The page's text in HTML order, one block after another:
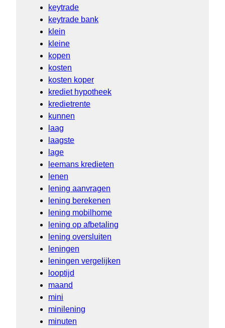
keytrade
keytrade bank
klein
kleine
kopen
kosten
kosten koper
krediet hypotheek
kredietrente
kunnen
laag
laagste
lage
leemans kredieten
lenen
lening aanvragen
lening berekenen
lening mobilhome
lening op afbetaling
lening oversluiten
leningen
leningen vergelijken
looptijd
maand
mini
minilening
minuten